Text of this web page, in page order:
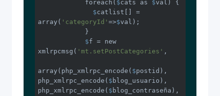
            foreach(
$cats as $val) {
$catlist[] =
array( 'categoryId' =>$val);
$f = new
xmlrpcmsg( 'mt.setPostCategories' ,
array(php_xmlrpc_encode( $postid),
php_xmlrpc_encode( $ blog_usuario),
php_xmlrpc_encode( $ blog_contraseña),